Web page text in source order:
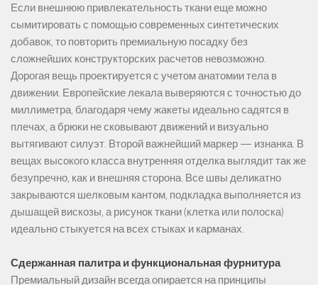
Если внешнюю привлекательность ткани еще можно
сымитировать с помощью современных синтетических
добавок, то повторить премиальную посадку без
сложнейших конструкторских расчетов невозможно.
Дорогая вещь проектируется с учетом анатомии тела в
движении. Европейские лекала выверяются с точностью до
миллиметра, благодаря чему жакеты идеально садятся в
плечах, а брюки не сковывают движений и визуально
вытягивают силуэт. Второй важнейший маркер — изнанка. В
вещах высокого класса внутренняя отделка выглядит так же
безупречно, как и внешняя сторона. Все швы деликатно
закрываются шелковым кантом, подкладка выполняется из
дышащей вискозы, а рисунок ткани (клетка или полоска)
идеально стыкуется на всех стыках и карманах.
Сдержанная палитра и функциональная фурнитура
Премиальный дизайн всегда опирается на принципы